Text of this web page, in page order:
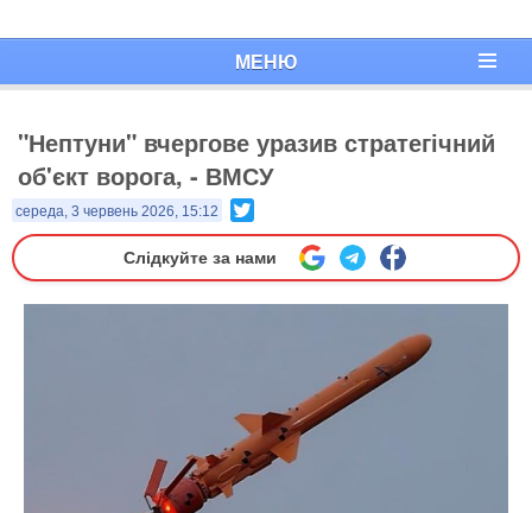
МЕНЮ
"Нептуни" вчергове уразив стратегічний
об'єкт ворога, - ВМСУ
середа, 3 червень 2026, 15:12
Слідкуйте за нами